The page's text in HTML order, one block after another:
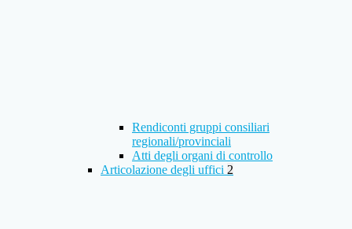
Rendiconti gruppi consiliari
regionali/provinciali
Atti degli organi di controllo
Articolazione degli uffici 2